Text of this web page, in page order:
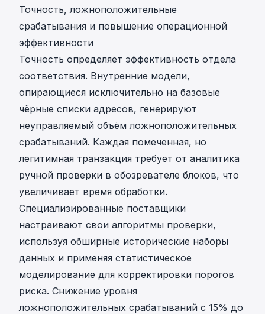
Точность, ложноположительные
срабатывания и повышение операционной
эффективности
Точность определяет эффективность отдела
соответствия. Внутренние модели,
опирающиеся исключительно на базовые
чёрные списки адресов, генерируют
неуправляемый объём ложноположительных
срабатываний. Каждая помеченная, но
легитимная транзакция требует от аналитика
ручной проверки в обозревателе блоков, что
увеличивает время обработки.
Специализированные поставщики
настраивают свои алгоритмы проверки,
используя обширные исторические наборы
данных и применяя статистическое
моделирование для корректировки порогов
риска. Снижение уровня
ложноположительных срабатываний с 15% до